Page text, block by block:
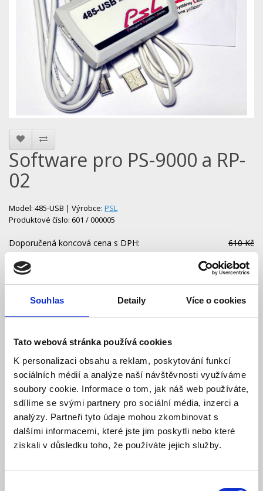
Souhlas Detaily Více o cookies
Tato webová stránka používá cookies
K personalizaci obsahu a reklam, poskytování funkcí
sociálních médií a analýze naší návštěvnosti využíváme
soubory cookie. Informace o tom, jak náš web používáte,
sdílíme se svými partnery pro sociální média, inzerci a
analýzy. Partneři tyto údaje mohou zkombinovat s
dalšími informacemi, které jste jim poskytli nebo které
získali v důsledku toho, že používáte jejich služby.
Software pro PS-9000 a RP-
02
Model: 485-USB | Výrobce: PSL
Produktové číslo: 601 / 000005
Doporučená koncová cena s DPH:
610 Kč
Vaše cena bez DPH:
473,85 Kč
Vaše cena včetně DPH:
573 Kč
Dostupnost:
Skladem
Množství
Do košíku
Popis